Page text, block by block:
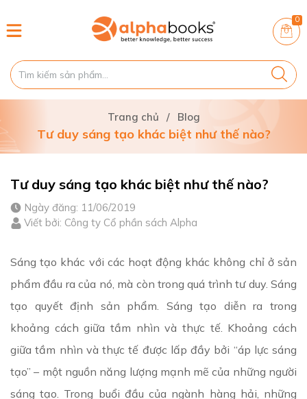
0
Trang chủ / Blog
Tư duy sáng tạo khác biệt như thế nào?
Tư duy sáng tạo khác biệt như thế nào?
Ngày đăng: 11/06/2019
Viết bởi: Công ty Cổ phần sách Alpha
Sáng tạo khác với các hoạt động khác không chỉ ở sản
phẩm đầu ra của nó, mà còn trong quá trình tư duy. Sáng
tạo quyết định sản phẩm. Sáng tạo diễn ra trong
khoảng cách giữa tầm nhìn và thực tế. Khoảng cách
giữa tầm nhìn và thực tế được lấp đầy bởi “áp lực sáng
tạo” – một nguồn năng lượng mạnh mẽ của những người
sáng tạo. Trong buổi đầu của ngành hàng hải, những